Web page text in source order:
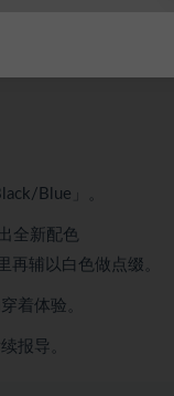
Blue」。
全新配色
辅以白色做点缀。
着体验。
报导。